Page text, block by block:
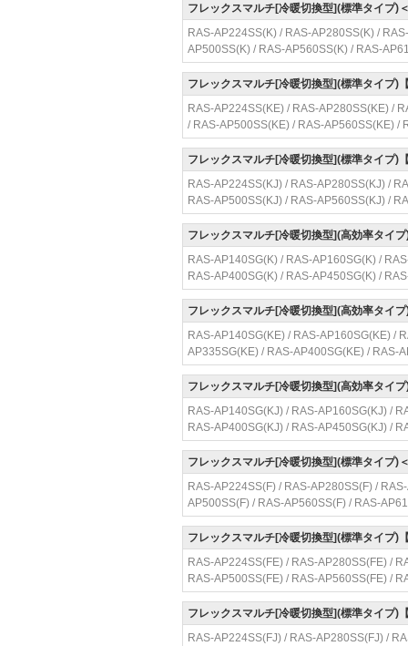
フレックスマルチ[冷暖切換型](標準タイプ)
RAS-AP224SS(K) / RAS-AP280SS(K) /
AP500SS(K) / RAS-AP560SS(K) / RAS-
フレックスマルチ[冷暖切換型](標準タイプ)
RAS-AP224SS(KE) / RAS-AP280SS(KE) /
/ RAS-AP500SS(KE) / RAS-AP560SS(KE) /
フレックスマルチ[冷暖切換型](標準タイプ)
RAS-AP224SS(KJ) / RAS-AP280SS(KJ) /
RAS-AP500SS(KJ) / RAS-AP560SS(KJ) /
フレックスマルチ[冷暖切換型](高効率タイ
RAS-AP140SG(K) / RAS-AP160SG(K) /
RAS-AP400SG(K) / RAS-AP450SG(K) /
フレックスマルチ[冷暖切換型](高効率タイ
RAS-AP140SG(KE) / RAS-AP160SG(KE) /
AP335SG(KE) / RAS-AP400SG(KE) / RAS-
フレックスマルチ[冷暖切換型](高効率タイ
RAS-AP140SG(KJ) / RAS-AP160SG(KJ) /
RAS-AP400SG(KJ) / RAS-AP450SG(KJ) /
フレックスマルチ[冷暖切換型](標準タイプ)
RAS-AP224SS(F) / RAS-AP280SS(F) /
AP500SS(F) / RAS-AP560SS(F) / RAS-
フレックスマルチ[冷暖切換型](標準タイプ)
RAS-AP224SS(FE) / RAS-AP280SS(FE) /
RAS-AP500SS(FE) / RAS-AP560SS(FE) /
フレックスマルチ[冷暖切換型](標準タイプ)
RAS-AP224SS(FJ) / RAS-AP280SS(FJ) /